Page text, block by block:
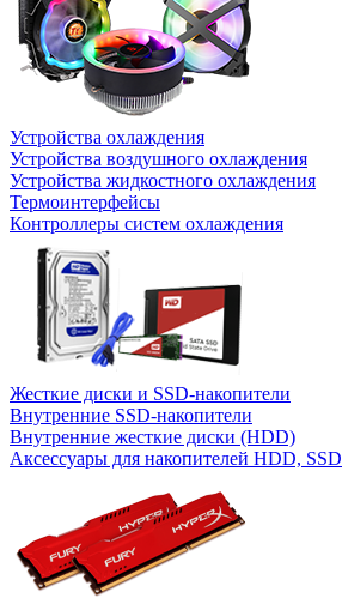
Устройства охлаждения
Устройства воздушного охлаждения
Устройства жидкостного охлаждения
Термоинтерфейсы
Контроллеры систем охлаждения
Жесткие диски и SSD-накопители
Внутренние SSD-накопители
Внутренние жесткие диски (HDD)
Аксессуары для накопителей HDD, SSD